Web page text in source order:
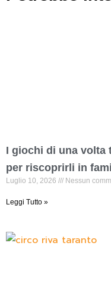
I giochi di una volta
per riscoprirli in
Luglio 10, 2026 Nessun
Leggi Tutto »